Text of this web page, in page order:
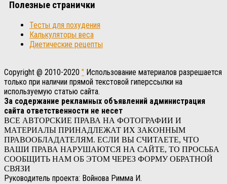
Полезные странички
Тесты для похудения
Калькуляторы веса
Диетические рецепты
Copyright @ 2010-2020 " Использование материалов разрешается
только при наличии прямой текстовой гиперссылки на
используемую статью сайта.
За содержание рекламных объявлений администрация
сайта ответственности не несет
ВСЕ АВТОРСКИЕ ПРАВА НА ФОТОГРАФИИ И
МАТЕРИАЛЫ ПРИНАДЛЕЖАТ ИХ ЗАКОННЫМ
ПРАВООБЛАДАТЕЛЯМ. ЕСЛИ ВЫ СЧИТАЕТЕ, ЧТО
ВАШИ ПРАВА НАРУШАЮТСЯ НА САЙТЕ, ТО ПРОСЬБА
СООБЩИТЬ НАМ ОБ ЭТОМ ЧЕРЕЗ ФОРМУ ОБРАТНОЙ
СВЯЗИ
Руководитель проекта: Войнова Римма И.